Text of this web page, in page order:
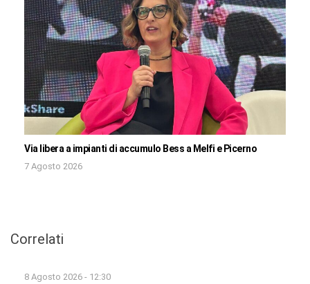
Via libera a impianti di accumulo Bess a Melfi e Picerno
7 Agosto 2026
Correlati
8 Agosto 2026 - 12:30